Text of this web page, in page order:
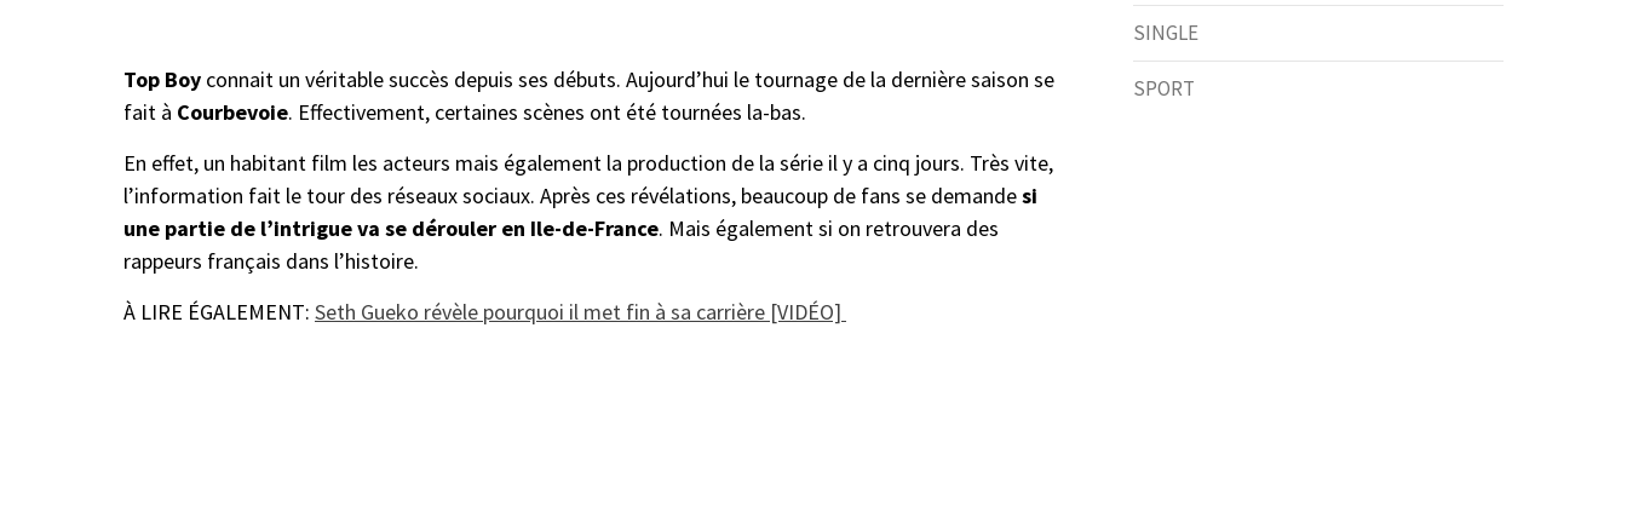
Top Boy connait un véritable succès depuis ses débuts. Aujourd’hui le tournage de la dernière saison se
fait à Courbevoie. Effectivement, certaines scènes ont été tournées la-bas.
En effet, un habitant film les acteurs mais également la production de la série il y a cinq jours. Très vite,
l’information fait le tour des réseaux sociaux. Après ces révélations, beaucoup de fans se demandesi
une partie de l’intrigue va se dérouler en Ile-de-France. Mais également si on retrouvera des
rappeurs français dans l’histoire.
À LIRE ÉGALEMENT: Seth Gueko révèle pourquoi il met fin à sa carrière [VIDÉO]
SINGLE
SPORT